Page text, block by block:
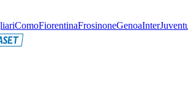
ComoFiorentinaFrosinoneGenoaInter